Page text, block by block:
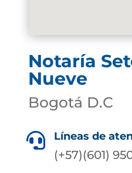
Notaría
Nueve
Bogotá D.C
 Líneas de
(+57)(601)